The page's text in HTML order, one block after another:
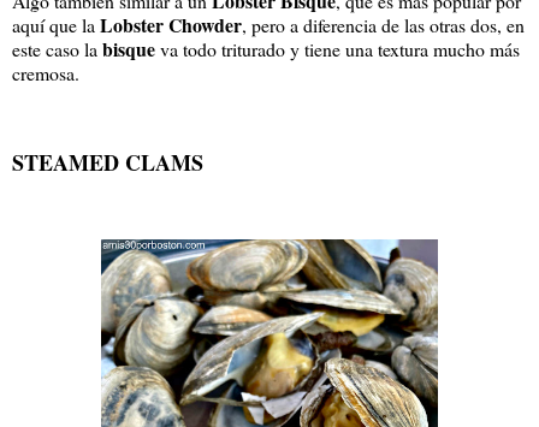
aquí que laLobster Chowder, pero a diferencia de las otras dos, en
este caso labisqueva todo triturado y tiene una textura mucho más
cremosa.
STEAMED CLAMS